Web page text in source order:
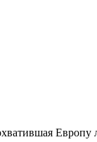
Европу